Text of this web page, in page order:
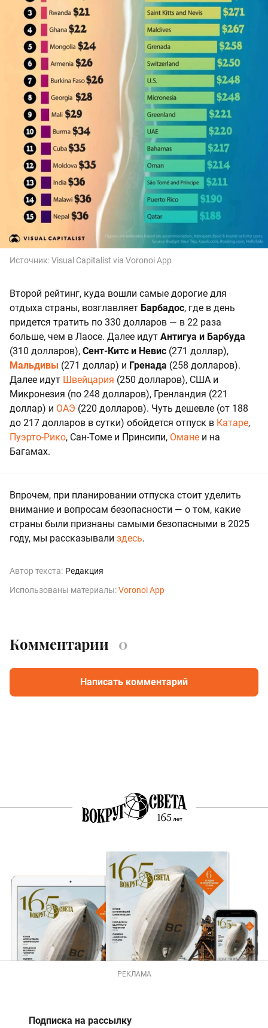
Источник:Visual Capitalist via Voronoi App
Второй рейтинг, куда вошли самые дорогие для
отдыха страны, возглавляет Барбадос, где в день
придется тратить по 330 долларов — в 22 раза
больше, чем в Лаосе. Далее идут Антигуа и Барбуда
(310 долларов), Сент-Китс и Невис (271 доллар),
Мальдивы (271 доллар) и Гренада (258 долларов).
Далее идут Швейцария (250 долларов), США и
Микронезия (по 248 долларов), Гренландия (221
доллар) и ОАЭ (220 долларов). Чуть дешевле (от 188
до 217 долларов в сутки) обойдется отпуск в Катаре,
Пуэрто-Рико, Сан-Томе и Принсипи, Омане и на
Багамах.
Впрочем, при планировании отпуска стоит уделить
внимание и вопросам безопасности — о том, какие
страны были признаны самыми безопасными в 2025
году, мы рассказывали здесь.
Автор текста: Редакция
Использованы материалы:Voronoi App
Комментарии 0
Написать комментарий
РЕКЛАМА
Подписка на рассылку